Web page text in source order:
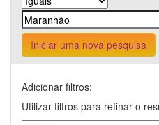
Iniciar uma nova pesquisa
Adicionar filtros:
Utilizar filtros para refinar o